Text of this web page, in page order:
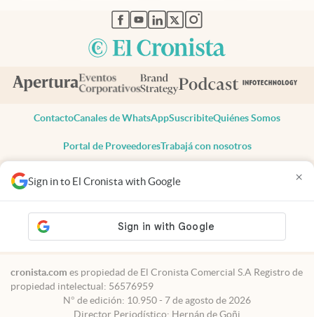
Sign in to El Cronista with Google ×
abre en nueva pestaña
abre en nueva pestaña
abre en nueva pestaña
abre en nueva pestaña
abre en nueva pestaña
ContactoCanales de WhatsAppSuscribiteQuiénes Somos
Portal de ProveedoresTrabajá con nosotros
Todos los derechos reservados
Privacidad
Consentimiento
Tel:+54 11 7078-3270
cronista.com es propiedad de El Cronista Comercial S.A Registro de
propiedad intelectual: 56576959
N° de edición: 10.950 - 7 de agosto de 2026
Director Periodístico: Hernán de Goñi